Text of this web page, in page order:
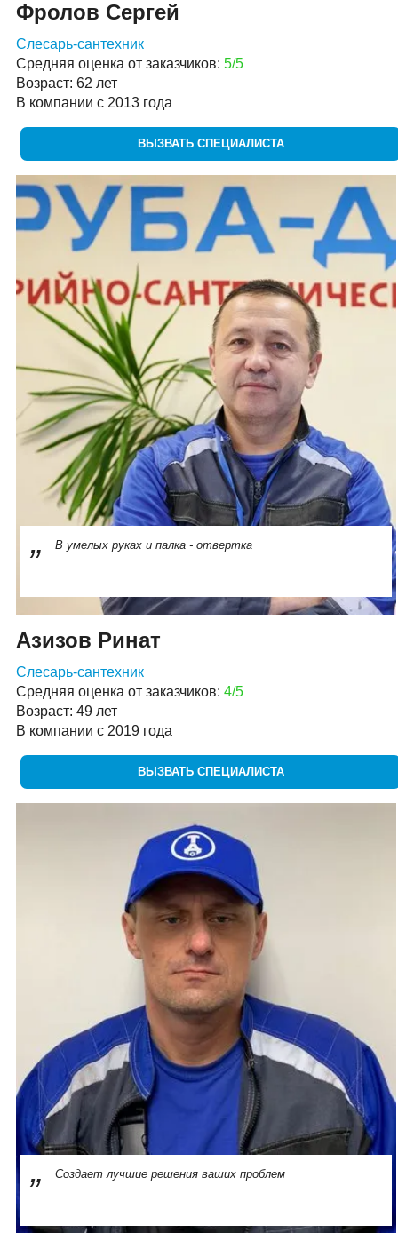
Фролов Сергей
Слесарь-сантехник
Средняя оценка от заказчиков: 5/5
Возраст: 62 лет
В компании с 2013 года
ВЫЗВАТЬ СПЕЦИАЛИСТА
В умелых руках и палка - отвертка
Азизов Ринат
Слесарь-сантехник
Средняя оценка от заказчиков: 4/5
Возраст: 49 лет
В компании с 2019 года
ВЫЗВАТЬ СПЕЦИАЛИСТА
Создает лучшие решения ваших проблем